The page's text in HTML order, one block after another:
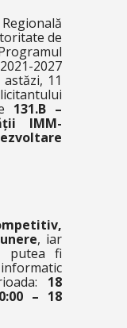
de
2027
11
131.B –
IMM-
, iar
putea fi
18
– 18